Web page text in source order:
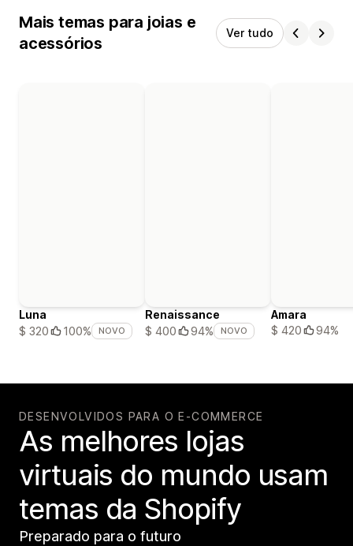
Mais temas para joias e
acessórios
Ver tudo
Luna
$ 320
100% NOVO
Renaissance
$ 400
94% NOVO
Amara
$ 420
94%
DESENVOLVIDOS PARA O E-COMMERCE
As melhores lojas
virtuais do mundo usam
temas da Shopify
Preparado para o futuro